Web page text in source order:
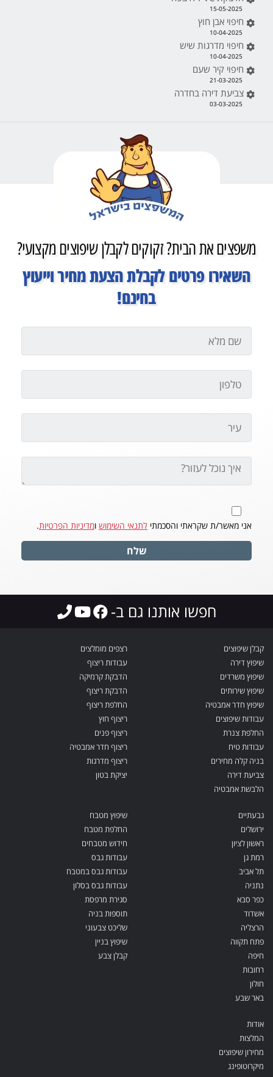
15-05-2025
חיפוי אבן חוץ
10-04-2025
חיפוי מדרגות שיש
10-04-2025
חיפוי קיר שעם
21-03-2025
צביעת דירה בחדרה
03-03-2025
משפצים את הבית? זקוקים לקבלן שיפוצים מקצועי?
השאירו פרטים לקבלת הצעת מחיר וייעוץ
בחינם!
אני מאשר/ת שקראתי והסכמתי לתנאי השימוש ומדיניות הפרטיות.
שלח
חפשו אותנו גם ב-
קבלן שיפוצים
שיפוץ דירה
שיפוץ משרדים
שיפוץ שירותים
שיפוץ חדר אמבטיה
עבודות שיפוצים
החלפת צנרת
עבודות טיח
בניה קלה מחירים
צביעת דירה
הלבשת אמבטיה
רצפים מומלצים
עבודות ריצוף
הדבקת קרמיקה
הדבקת ריצוף
החלפת ריצוף
ריצוף חוץ
ריצוף פנים
ריצוף חדר אמבטיה
ריצוף מדרגות
יציקת בטון
גבעתיים
ירושלים
ראשון לציון
רמת גן
תל אביב
נתניה
כפר סבא
אשדוד
הרצליה
פתח תקווה
חיפה
רחובות
חולון
באר שבע
שיפוץ מטבח
החלפת מטבח
חידוש מטבחים
עבודות גבס
עבודות גבס במטבח
עבודות גבס בסלון
סגירת מרפסת
תוספות בניה
שליכט צבעוני
שיפוץ בניין
קבלן צבע
אודות
המלצות
מחירון שיפוצים
מיקרוטופינג